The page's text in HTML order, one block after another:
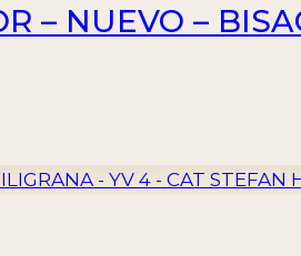
– NUEVO –